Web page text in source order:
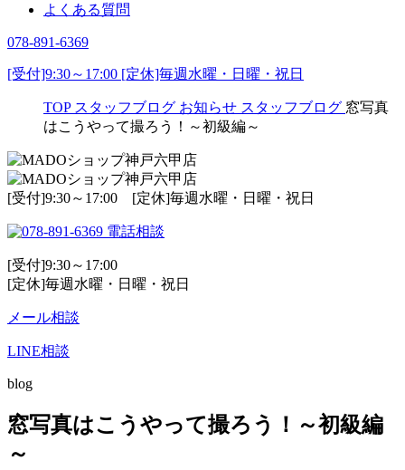
よくある質問
078-891-6369
[受付]9:30～17:00 [定休]毎週水曜・日曜・祝日
TOP スタッフブログ お知らせ スタッフブログ 窓写真
はこうやって撮ろう！～初級編～
[受付]9:30～17:00 [定休]毎週水曜・日曜・祝日
電話相談
[受付]9:30～17:00
[定休]毎週水曜・日曜・祝日
メール相談
LINE相談
blog
窓写真はこうやって撮ろう！～初級編
～